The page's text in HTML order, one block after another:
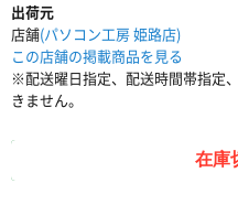
出荷元
店舗(パソコン工房 姫路店)
この店舗の掲載商品を見る
※配送曜日指定、配送時間帯指定
きません。
在庫